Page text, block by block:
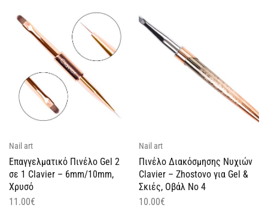
Nail art
Επαγγελματικό Πινέλο Gel 2
σε 1 Clavier – 6mm/10mm,
Χρυσό
11.00€
Nail art
Πινέλο Διακόσμησης Νυχιών
Clavier – Zhostovo για Gel &
Σκιές, Οβάλ Νο 4
10.00€